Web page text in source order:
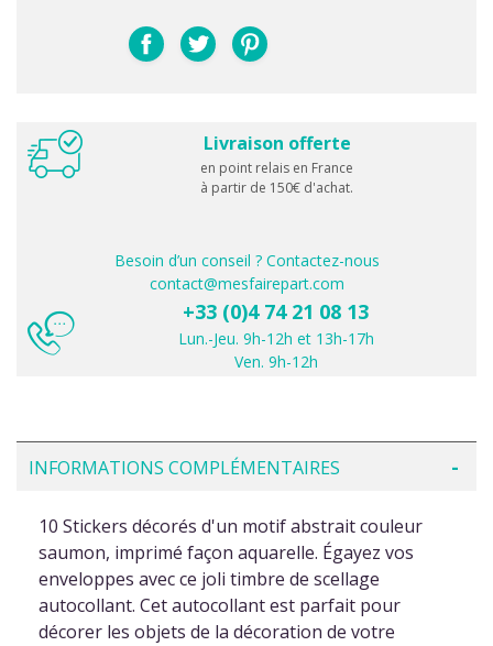
Livraison offerte
en point relais en France
à partir de 150€ d'achat.
Besoin d’un conseil ? Contactez-nous
contact@mesfairepart.com
+33 (0)4 74 21 08 13
Lun.-Jeu. 9h-12h et 13h-17h
Ven. 9h-12h
INFORMATIONS COMPLÉMENTAIRES
10 Stickers décorés d'un motif abstrait couleur
saumon, imprimé façon aquarelle. Égayez vos
enveloppes avec ce joli timbre de scellage
autocollant. Cet autocollant est parfait pour
décorer les objets de la décoration de votre